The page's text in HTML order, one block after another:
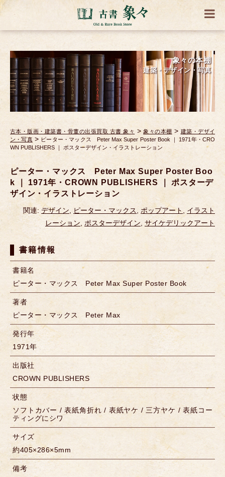
象々の本棚
建築・デザイン・写真
古本・版画・建築書・骨董の出張買取 古書 象々 >象々の本棚 > 建築・デザイ
ン・写真> ピーター・マックス Peter Max Super Poster Book ｜ 1971年・CRO
WN PUBLISHERS ｜ ポスターデザイン・イラストレーション
ピーター・マックス Peter Max Super Poster Boo
k ｜ 1971年・CROWN PUBLISHERS ｜ ポスターデ
ザイン・イラストレーション
関連: デザイン, ピーター・マックス, ポップアート , イラスト
レーション, ポスターデザイン, サイケデリックアート
書籍情報
書籍名
ピーター・マックス Peter Max Super Poster Book
著者
ピーター・マックス Peter Max
発行年
1971年
出版社
CROWN PUBLISHERS
状態
ソフトカバー / 表紙角折れ / 表紙ヤケ / 三方ヤケ / 表紙コー
ティングにシワ
サイズ
約405×286×5mm
備考